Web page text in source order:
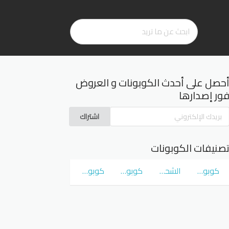
أحصل على أحدث الكوبونات و العروض
فور إصدارها
اشتراك
تصنيفات الكوبونات
كوبونات و عروض سوق كوم الشحن المجاني كوبونات و عروض نمشي Namshi كوبونات و عروض نون Noon